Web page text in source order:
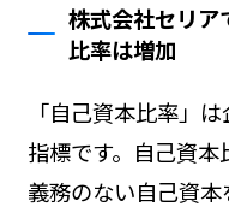
株式会社セリア
比率は増加
「自己資本比率」
指標です。自己資
義務のない自己資本